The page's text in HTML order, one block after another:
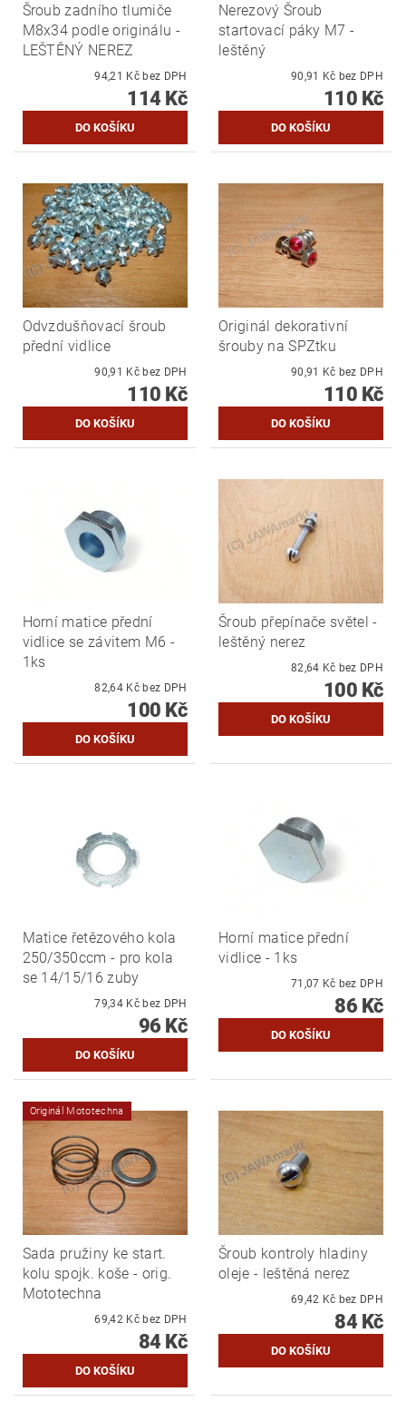
Šroub zadního tlumiče
M8x34 podle originálu -
LEŠTĚNÝ NEREZ
94,21 Kč bez DPH
114 Kč
Nerezový Šroub
startovací páky M7 -
leštěný
90,91 Kč bez DPH
110 Kč
Odvzdušňovací šroub
přední vidlice
90,91 Kč bez DPH
110 Kč
Originál dekorativní
šrouby na SPZtku
90,91 Kč bez DPH
110 Kč
Horní matice přední
vidlice se závitem M6 -
1ks
82,64 Kč bez DPH
100 Kč
Šroub přepínače světel -
leštěný nerez
82,64 Kč bez DPH
100 Kč
Matice řetězového kola
250/350ccm - pro kola
se 14/15/16 zuby
79,34 Kč bez DPH
96 Kč
Horní matice přední
vidlice - 1ks
71,07 Kč bez DPH
86 Kč
Originál Mototechna
Sada pružiny ke start.
kolu spojk. koše - orig.
Mototechna
69,42 Kč bez DPH
84 Kč
Šroub kontroly hladiny
oleje - leštěná nerez
69,42 Kč bez DPH
84 Kč